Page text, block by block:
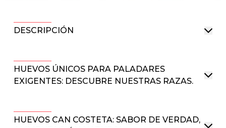
DESCRIPCIÓN
HUEVOS ÚNICOS PARA PALADARES
EXIGENTES: DESCUBRE NUESTRAS RAZAS.
HUEVOS CAN COSTETA: SABOR DE VERDAD,